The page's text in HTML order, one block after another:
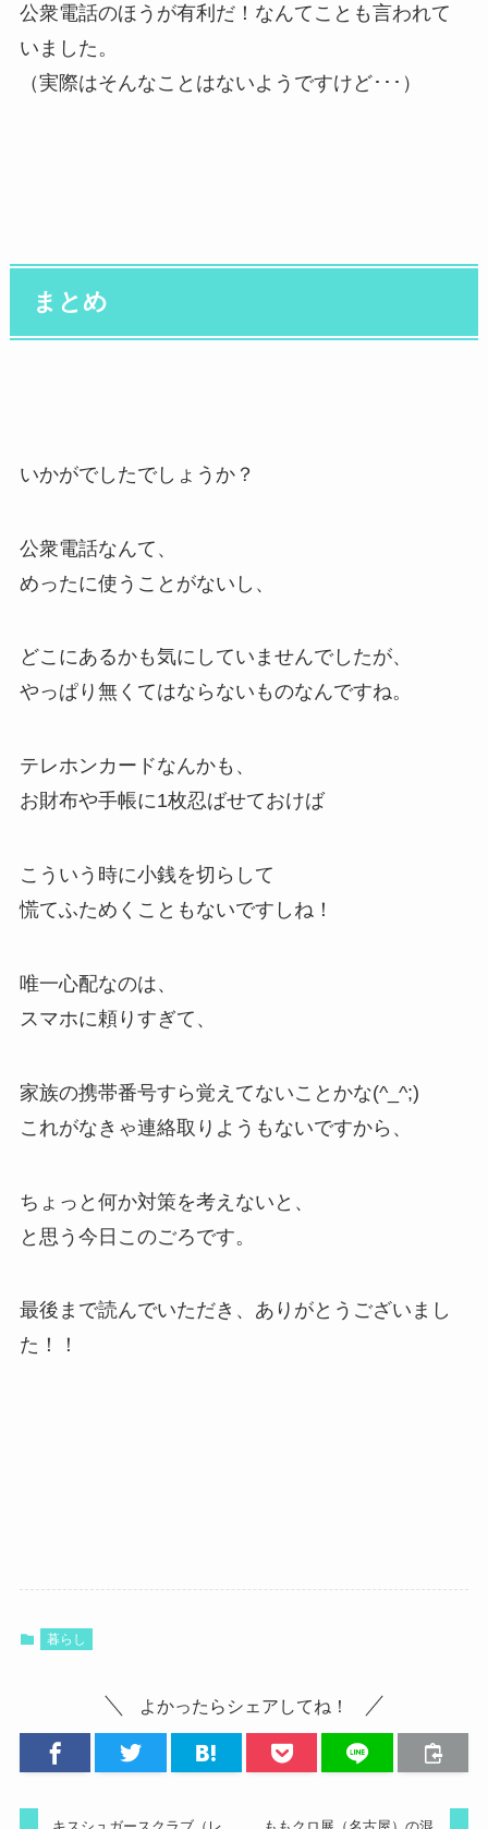
公衆電話のほうが有利だ！なんてことも言われて
いました。
（実際はそんなことはないようですけど･･･）
まとめ
いかがでしたでしょうか？
公衆電話なんて、
めったに使うことがないし、
どこにあるかも気にしていませんでしたが、
やっぱり無くてはならないものなんですね。
テレホンカードなんかも、
お財布や手帳に1枚忍ばせておけば
こういう時に小銭を切らして
慌てふためくこともないですしね！
唯一心配なのは、
スマホに頼りすぎて、
家族の携帯番号すら覚えてないことかな(^_^;)
これがなきゃ連絡取りようもないですから、
ちょっと何か対策を考えないと、
と思う今日このごろです。
最後まで読んでいただき、ありがとうございまし
た！！
暮らし
よかったらシェアしてね！